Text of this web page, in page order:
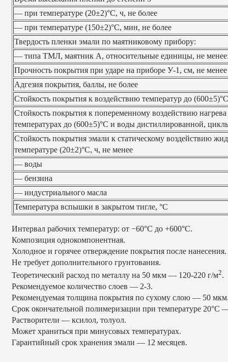
— при температуре (20±2)°С, ч, не более
— при температуре (150±2)°C, мин, не более
Твердость пленки эмали по маятниковому прибору:
— типа ТМЛ, маятник А, относительные единицы, не
Прочность покрытия при ударе на приборе У-1, см, не менее
Адгезия покрытия, баллы, не более
Стойкость покрытия к воздействию температур до
Стойкость покрытия к попеременному воздействию
температурах до (600±5)°С и воды дистиллированной,
Стойкость покрытия эмали к статическому воздействию
температуре (20±2)°С, ч, не менее
— воды
— бензина
— индустриального масла
Температура вспышки в закрытом тигле, °С
Интервал рабочих температур: от −60°С до +600°С.
Композиция однокомпонентная.
Холодное и горячее отверждение покрытия после нанесения.
Не требует дополнительного грунтования.
Теоретический расход по металлу на 50 мкм — 120-220 г/м2.
Рекомендуемое количество слоев — 2-3.
Рекомендуемая толщина покрытия по сухому слою — 50
Срок окончательной полимеризации при температуре 20°С
Растворители — ксилол, толуол.
Может храниться при минусовых температурах.
Гарантийный срок хранения эмали — 12 месяцев.